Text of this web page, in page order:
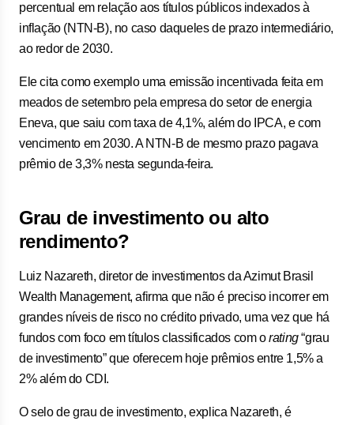
percentual em relação aos títulos públicos indexados à
inflação (NTN-B), no caso daqueles de prazo intermediário,
ao redor de 2030.
Ele cita como exemplo uma emissão incentivada feita em
meados de setembro pela empresa do setor de energia
Eneva, que saiu com taxa de 4,1%, além do IPCA, e com
vencimento em 2030. A NTN-B de mesmo prazo pagava
prêmio de 3,3% nesta segunda-feira.
Grau de investimento ou alto
rendimento?
Luiz Nazareth, diretor de investimentos da Azimut Brasil
Wealth Management, afirma que não é preciso incorrer em
grandes níveis de risco no crédito privado, uma vez que há
fundos com foco em títulos classificados com orating“grau
de investimento” que oferecem hoje prêmios entre 1,5% a
2% além do CDI.
O selo de grau de investimento, explica Nazareth, é